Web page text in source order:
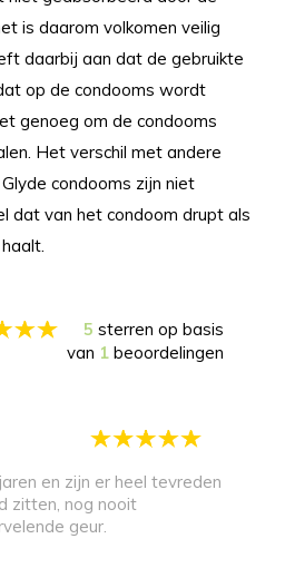
is daarom volkomen veilig
daarbij aan dat de gebruikte
op de condooms wordt
genoeg om de condooms
Het verschil met andere
condooms zijn niet
dat van het condoom drupt als
5 sterren op basis
van 1 beoordelingen
zitten, nog nooit
geur.